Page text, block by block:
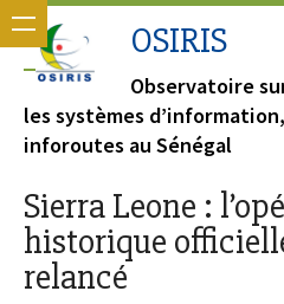
OSIRIS
Observatoire
les systèmes
inforoutes au Sénégal
Sierra Leone :
historique
relancé